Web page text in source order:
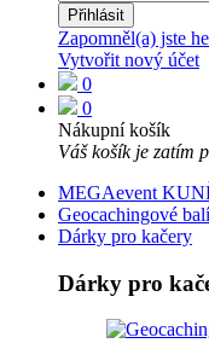
Přihlásit
Zapomněl(a) jste
Vytvořit nový účet
0
0
Nákupní košík
Váš košík je zatím
MEGAevent
Geocachingové
Dárky pro kačery
Dárky pro